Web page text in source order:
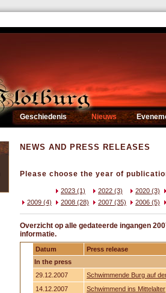
Geschiedenis Nieuws
NEWS AND PRESS RELEASES
Please choose the year of
2023 (1) 2022 (3)
2020 (3)
2009 (4)
2008 (28) 2007 (35) 2006 (5)
Overzicht op alle gedateerde ingangen
informatie.
Datum
Press release
In the press
29.12.2007
Schwimmende Burg auf
14.12.2007
Schwimmend ins Mittelalter